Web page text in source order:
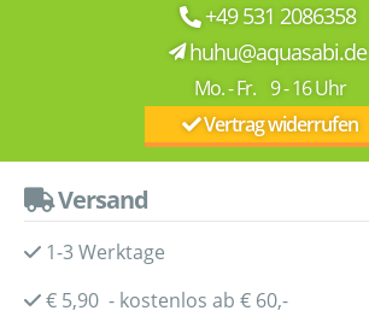
+49 531 2086358
huhu@aquasabi.de
Mo. - Fr. 9 - 16 Uhr
Vertrag widerrufen
Versand
1-3 Werktage
€ 5,90 - kostenlos ab € 60,-